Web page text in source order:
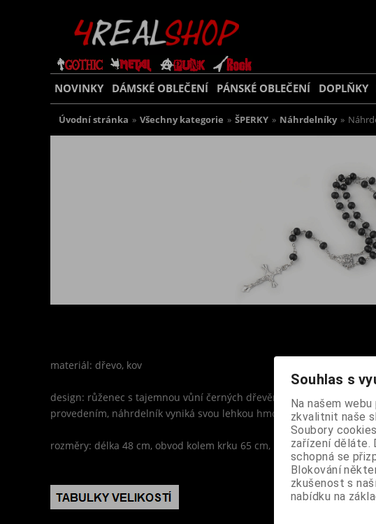
NOVINKY DÁMSKÉ OBLEČENÍ PÁNSKÉ OBLEČENÍ DOPLŇKY
Úvodní stránka » Všechny kategorie » ŠPERKY » Náhrdelníky »
materiál: dřevo, kov
design: růženec s tajemnou vůní černých dřevěných korálků, horní
provedením, náhrdelník vyniká svou lehkou hmotností
rozměry: délka 48 cm, obvod kolem krku 65 cm, křížek 2,2 x 3,8 cm
Souhlas s
Na našem
zkvalitnit naše
Soubory
zařízení děláte.
schopná se
Blokování
zkušenost s
nabídku na